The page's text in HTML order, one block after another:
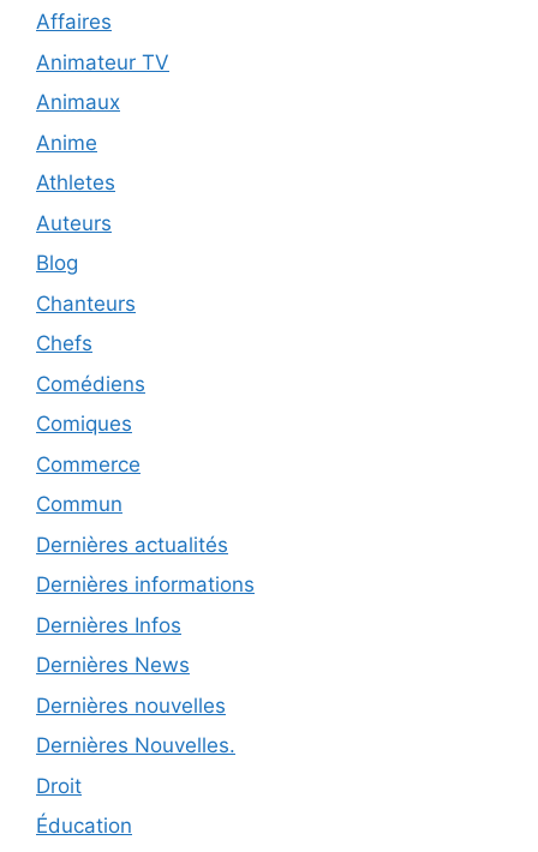
Affaires
Animateur TV
Animaux
Anime
Athletes
Auteurs
Blog
Chanteurs
Chefs
Comédiens
Comiques
Commerce
Commun
Dernières actualités
Dernières informations
Dernières Infos
Dernières News
Dernières nouvelles
Dernières Nouvelles.
Droit
Éducation